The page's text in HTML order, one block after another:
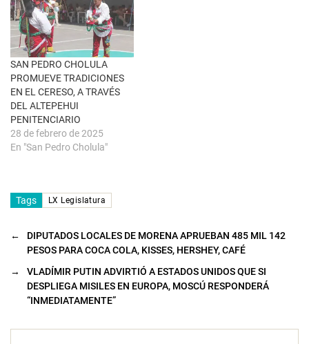
a
)
n
u
n
v
e
n
t
a
n
a
n
u
e
v
a
)
SAN PEDRO CHOLULA
PROMUEVE TRADICIONES
EN EL CERESO, A TRAVÉS
DEL ALTEPEHUI
PENITENCIARIO
28 de febrero de 2025
En "San Pedro Cholula"
Tags LX Legislatura
←
DIPUTADOS LOCALES DE MORENA APRUEBAN 485 MIL 142
PESOS PARA COCA COLA, KISSES, HERSHEY, CAFÉ
→
VLADÍMIR PUTIN ADVIRTIÓ A ESTADOS UNIDOS QUE SI
DESPLIEGA MISILES EN EUROPA, MOSCÚ RESPONDERÁ
“INMEDIATAMENTE”